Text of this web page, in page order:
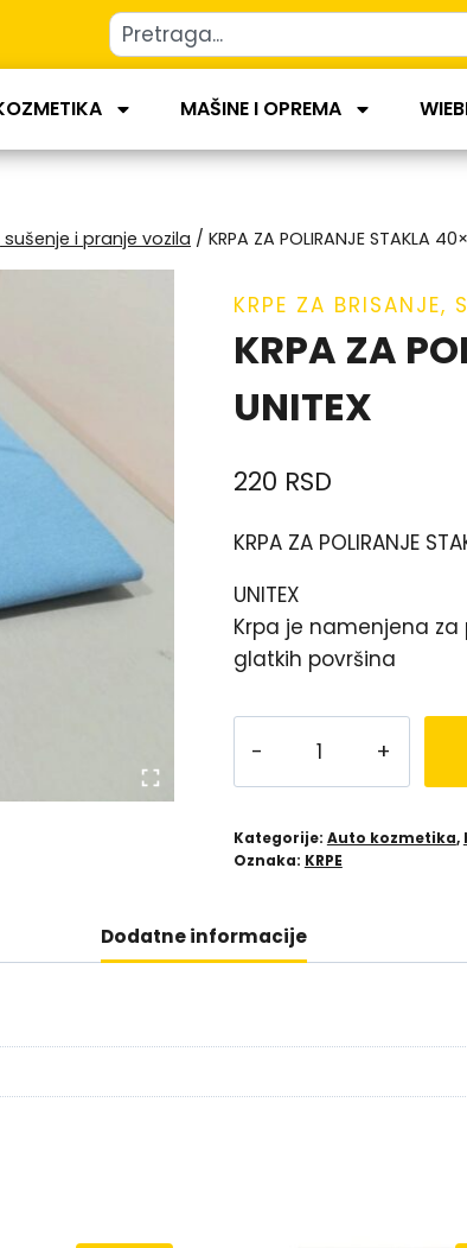
MAŠINE I OPREMA
i pranje vozila / KRPA ZA POLIRANJE STAKLA
KRPE ZA BRISANJE,
KRPA ZA
UNITEX
220 RSD
KRPA ZA POLIRANJE
UNITEX
Krpa je namenjena
glatkih površina
Kategorije: Auto kozmetika,
Oznaka: KRPE
Dodatne informacije